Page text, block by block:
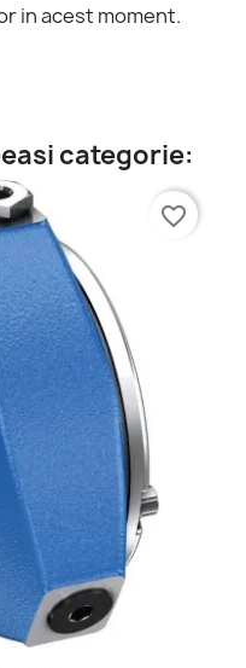
in acest moment.
categorie:
favorite_border